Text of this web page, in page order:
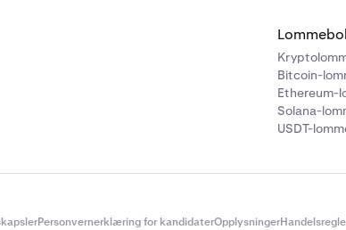
Bitcoin-
Ethereum-
Solana-
USDT-
Personvernerklæring for kandidaterOpplysninger